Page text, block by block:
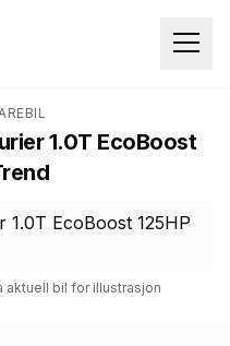
1.0T EcoBoost
aktuell bil for illustrasjon